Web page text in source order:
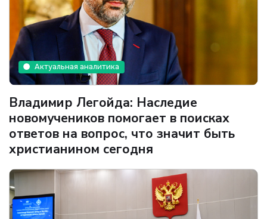
Актуальная аналитика
Владимир Легойда: Наследие
новомучеников помогает в поисках
ответов на вопрос, что значит быть
христианином сегодня